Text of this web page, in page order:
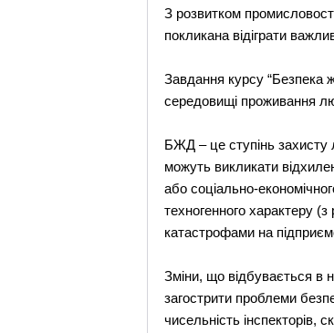
З розвитком
покликана відіграти
Завдання курсу “Безпека
середовищі проживання
БЖД – це ступінь захисту
можуть викликати
або соціально-
техногенного характеру
катастрофами на
Зміни, що відбувається в
загострити проблеми
чисельність інспекторів,